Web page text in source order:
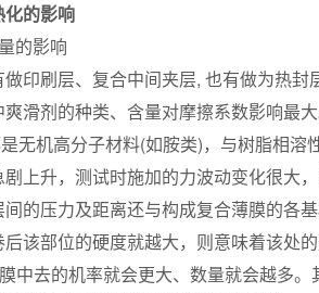
化的影响
的影响
印刷层、复合中间夹层, 也有做为热
滑剂的种类、含量对摩擦系数影响最大
无机高分子材料(如胺类)，与树脂相
上升，测试时施加的力波动变化很大
的压力及距离还与构成复合薄膜的各
该部位的硬度就越大，则意味着该处
中去的机率就会更大、数量就会越多